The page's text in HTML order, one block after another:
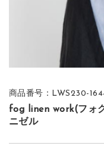
商品番号：LWS230-
fog linen work(フォ
ニゼル